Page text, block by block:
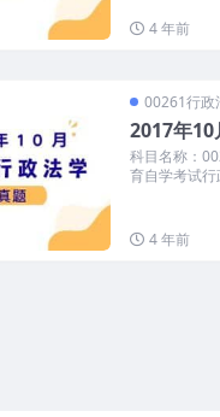
4 年前
00261行政
2017年10
科目名称：
育自学考试行
4 年前